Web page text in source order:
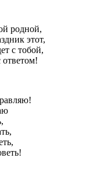
родной,
этот,
с тобой,
ответом!